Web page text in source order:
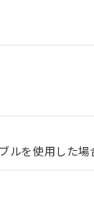
ルを使用した場
を証明するも
での期間は出
がない限り、